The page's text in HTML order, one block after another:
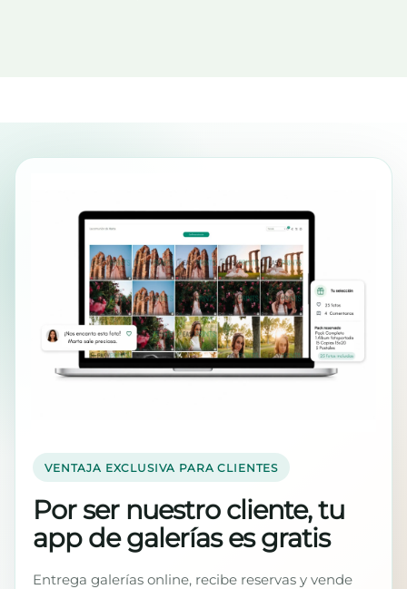
VENTAJA EXCLUSIVA PARA CLIENTES
Por ser nuestro cliente, tu
app de galerías es gratis
Entrega galerías online, recibe reservas y vende